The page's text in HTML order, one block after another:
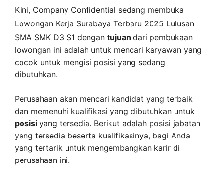
Kini, Company Confidential sedang membuka
Lowongan Kerja Surabaya Terbaru 2025 Lulusan
SMA SMK D3 S1 dengan tujuan dari pembukaan
lowongan ini adalah untuk mencari karyawan yang
cocok untuk mengisi posisi yang sedang
dibutuhkan.
Perusahaan akan mencari kandidat yang terbaik
dan memenuhi kualifikasi yang dibutuhkan untuk
posisi yang tersedia. Berikut adalah posisi jabatan
yang tersedia beserta kualifikasinya, bagi Anda
yang tertarik untuk mengembangkan karir di
perusahaan ini.